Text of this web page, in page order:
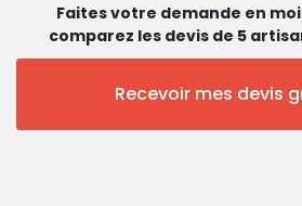
Faites votre demande en
comparez les devis de 5
Recevoir mes devis